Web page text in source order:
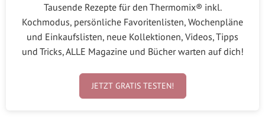
Tausende Rezepte für den Thermomix® inkl.
Kochmodus, persönliche Favoritenlisten, Wochenpläne
und Einkaufslisten, neue Kollektionen, Videos, Tipps
und Tricks, ALLE Magazine und Bücher warten auf dich!
JETZT GRATIS TESTEN!